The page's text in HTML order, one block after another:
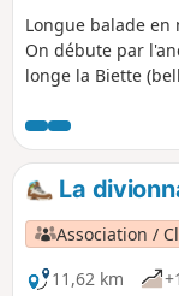
Longue balade
On débute par
longe la Biette
Beugin. On suit
Divion. Là, une
bord de Lawe. On
droite avant de
Bois de la Volville,
La
Association /
11,62 km